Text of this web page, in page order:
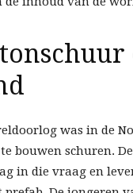
was in de
bouwen schuren.
in die vraag en